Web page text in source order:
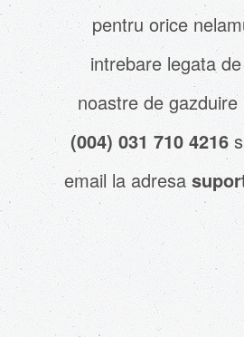
pentru orice
intrebare legata
noastre de gazduire
(004) 031 710 4216
email la adresa